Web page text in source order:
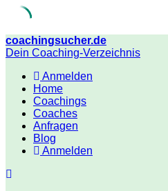
Skip
to
coachingsucher.de
Dein Coaching-Verzeichnis
Anmelden
Home
Coachings
Coaches
Anfragen
Blog
Anmelden